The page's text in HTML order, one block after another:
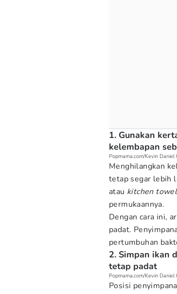
1. Gunakan
kelembapan
Popmama.com/Kevin Daniel
Menghilangkan
tetap segar lebih
atau kitchen towel
permukaannya.
Dengan cara ini,
padat.
pertumbuhan
2. Simpan ikan
tetap padat
Popmama.com/Kevin Daniel
Posisi